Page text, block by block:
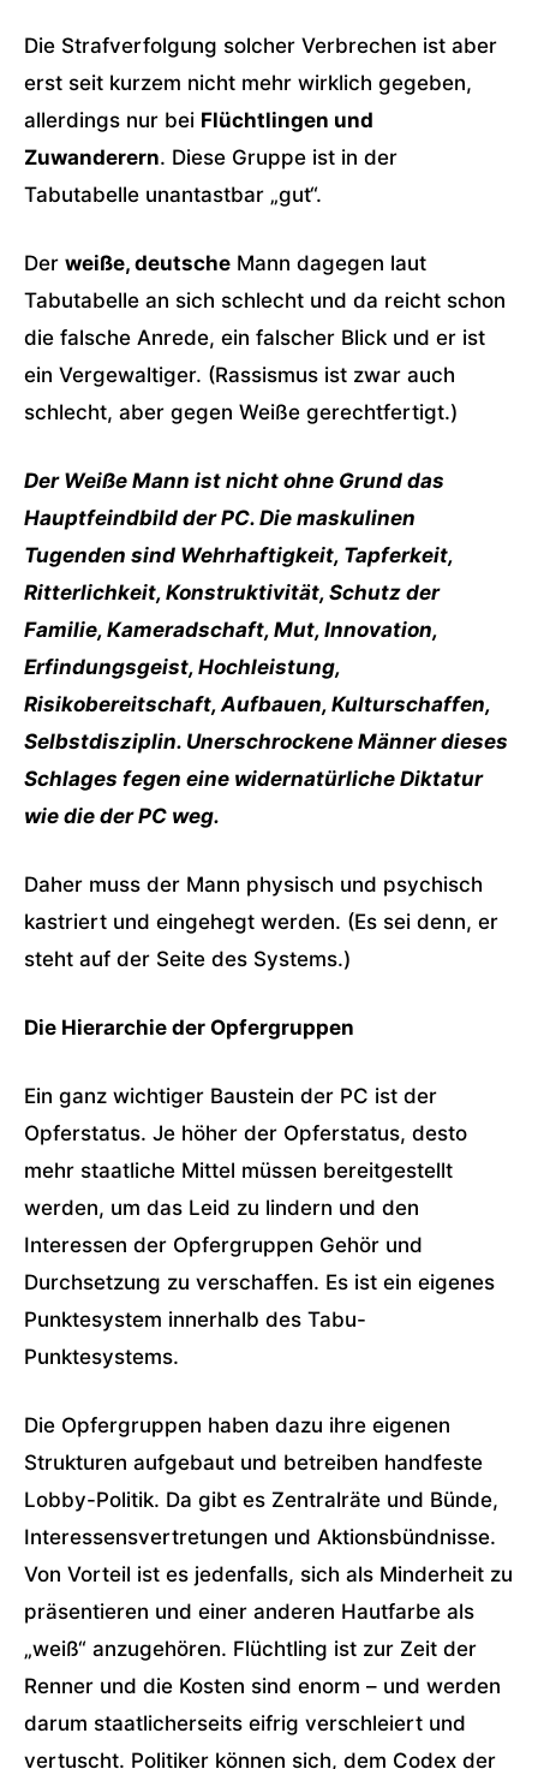
Die Strafverfolgung solcher Verbrechen ist aber
erst seit kurzem nicht mehr wirklich gegeben,
allerdings nur bei Flüchtlingen und
Zuwanderern. Diese Gruppe ist in der
Tabutabelle unantastbar „gut“.
Der weiße, deutsche Mann dagegen laut
Tabutabelle an sich schlecht und da reicht schon
die falsche Anrede, ein falscher Blick und er ist
ein Vergewaltiger. (Rassismus ist zwar auch
schlecht, aber gegen Weiße gerechtfertigt.)
Der Weiße Mann ist nicht ohne Grund das
Hauptfeindbild der PC. Die maskulinen
Tugenden sind Wehrhaftigkeit, Tapferkeit,
Ritterlichkeit, Konstruktivität, Schutz der
Familie, Kameradschaft, Mut, Innovation,
Erfindungsgeist, Hochleistung,
Risikobereitschaft, Aufbauen, Kulturschaffen,
Selbstdisziplin. Unerschrockene Männer dieses
Schlages fegen eine widernatürliche Diktatur
wie die der PC weg.
Daher muss der Mann physisch und psychisch
kastriert und eingehegt werden. (Es sei denn, er
steht auf der Seite des Systems.)
Die Hierarchie der Opfergruppen
Ein ganz wichtiger Baustein der PC ist der
Opferstatus. Je höher der Opferstatus, desto
mehr staatliche Mittel müssen bereitgestellt
werden, um das Leid zu lindern und den
Interessen der Opfergruppen Gehör und
Durchsetzung zu verschaffen. Es ist ein eigenes
Punktesystem innerhalb des Tabu-
Punktesystems.
Die Opfergruppen haben dazu ihre eigenen
Strukturen aufgebaut und betreiben handfeste
Lobby-Politik. Da gibt es Zentralräte und Bünde,
Interessensvertretungen und Aktionsbündnisse.
Von Vorteil ist es jedenfalls, sich als Minderheit zu
präsentieren und einer anderen Hautfarbe als
„weiß“ anzugehören. Flüchtling ist zur Zeit der
Renner und die Kosten sind enorm – und werden
darum staatlicherseits eifrig verschleiert und
vertuscht. Politiker können sich, dem Codex der